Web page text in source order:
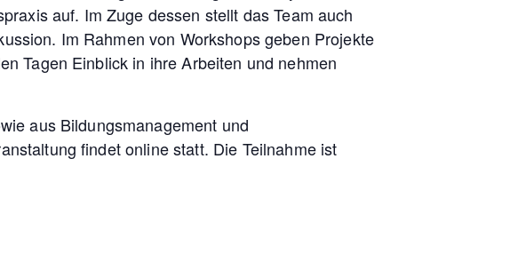
auf. Im Zuge dessen stellt das Team auch
Im Rahmen von Workshops geben Projekte
Tagen Einblick in ihre Arbeiten und nehmen
aus Bildungsmanagement und
findet online statt. Die Teilnahme ist